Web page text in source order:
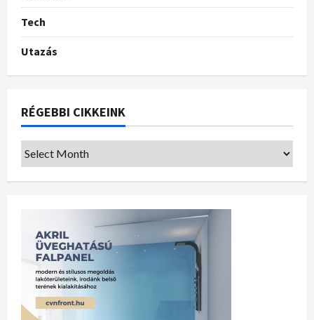
Tech
Utazás
RÉGEBBI CIKKEINK